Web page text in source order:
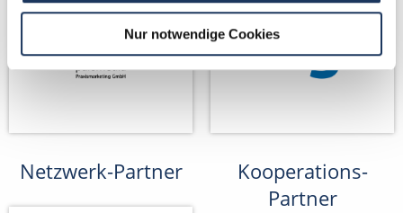
Nur notwendige Cookies
Netzwerk-Partner
Kooperations-
Partner